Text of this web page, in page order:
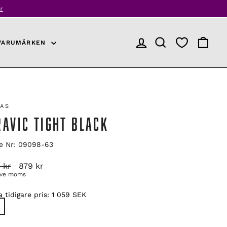
LOGGA INPRODUKTSÖKNING
TIGHT BLACK
Nr: 09098-63
kr Reapris
879 kr
moms
tidigare pris: 1 059 SEK